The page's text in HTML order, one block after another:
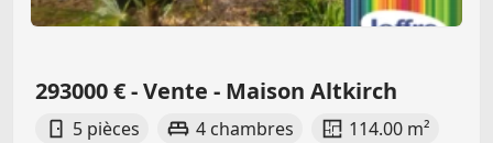
293000 € - Vente - Maison Altkirch
5 pièces 4 chambres
114.00 m²